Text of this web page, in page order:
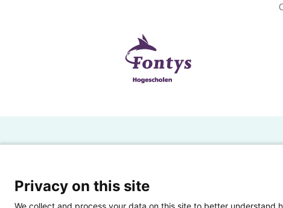
Powered by SURF
Privacy on this site
We collect and process your data on this site to better understand